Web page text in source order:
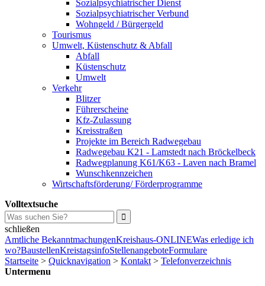
Sozialpsychiatrischer Dienst
Sozialpsychiatrischer Verbund
Wohngeld / Bürgergeld
Tourismus
Umwelt, Küstenschutz & Abfall
Abfall
Küstenschutz
Umwelt
Verkehr
Blitzer
Führerscheine
Kfz-Zulassung
Kreisstraßen
Projekte im Bereich Radwegebau
Radwegebau K21 - Lamstedt nach Bröckelbeck
Radwegplanung K61/K63 - Laven nach Bramel
Wunschkennzeichen
Wirtschaftsförderung/ Förderprogramme
Volltextsuche
schließen
Amtliche BekanntmachungenKreishaus-ONLINEWas erledige ich
wo?BaustellenKreistagsinfoStellenangeboteFormulare
Startseite > Quicknavigation > Kontakt > Telefonverzeichnis
Untermenu